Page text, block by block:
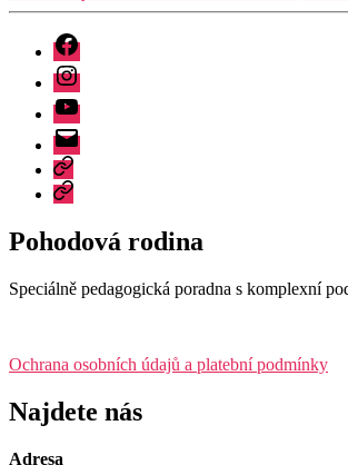
Facebook
Instagram
Youtube
E-
mail
Akreditované
semináře
Akreditované
semináře
Pohodová rodina
Speciálně pedagogická poradna s komplexní
Ochrana osobních údajů a platební podmínky
Najdete nás
Adresa